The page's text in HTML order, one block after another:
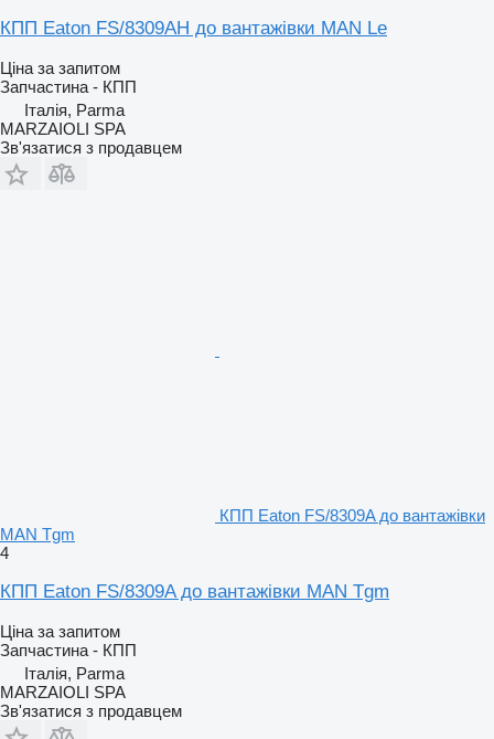
КПП Eaton FS/8309AH до вантажівки MAN Le
Ціна за запитом
Запчастина - КПП
Італія, Parma
MARZAIOLI SPA
Зв'язатися з продавцем
КПП Eaton FS/8309A до вантажівки
MAN Tgm
4
КПП Eaton FS/8309A до вантажівки MAN Tgm
Ціна за запитом
Запчастина - КПП
Італія, Parma
MARZAIOLI SPA
Зв'язатися з продавцем